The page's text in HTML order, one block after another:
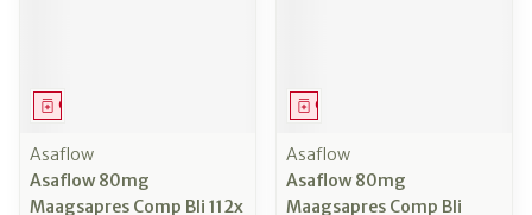
Geneesmiddel
Asaflow
Asaflow 80mg
Maagsapres Comp Bli 112x
Geneesmiddel
Asaflow
Asaflow 80mg
Maagsapres Comp Bli